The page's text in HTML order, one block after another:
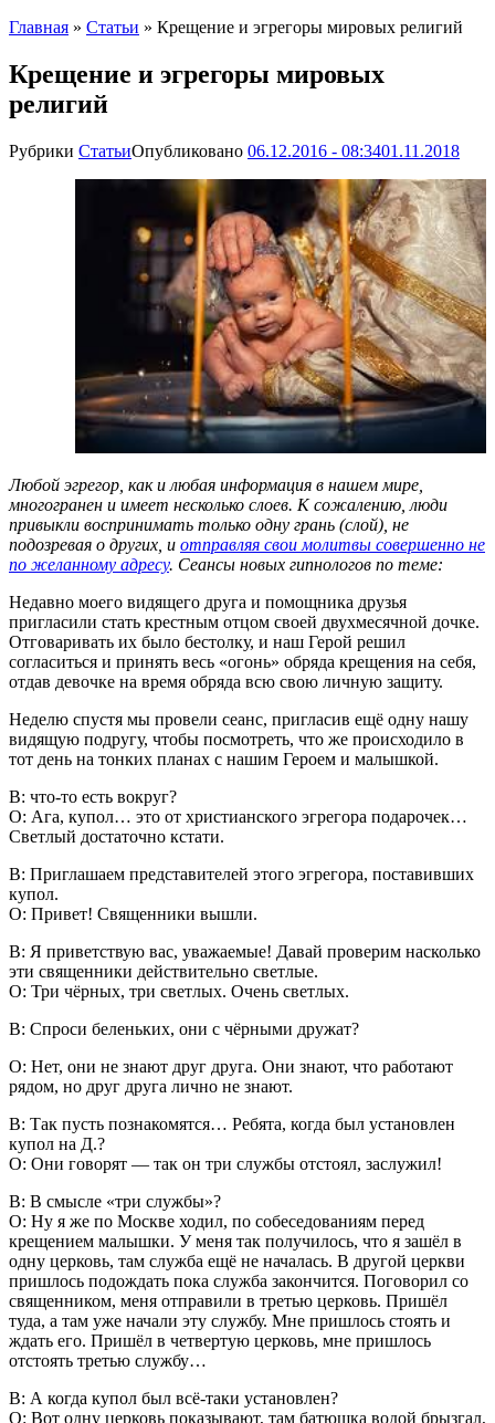
Главная » Статьи » Крещение и эгрегоры мировых религий
Крещение и эгрегоры мировых
религий
Рубрики СтатьиОпубликовано 06.12.2016 - 08:3401.11.2018
Любой эгрегор, как и любая информация в нашем мире,
многогранен и имеет несколько слоев. К сожалению, люди
привыкли воспринимать только одну грань (слой), не
подозревая о других, и отправляя свои молитвы совершенно не
по желанному адресу. Сеансы новых гипнологов по теме:
Недавно моего видящего друга и помощника друзья
пригласили стать крестным отцом своей двухмесячной дочке.
Отговаривать их было бестолку, и наш Герой решил
согласиться и принять весь «огонь» обряда крещения на себя,
отдав девочке на время обряда всю свою личную защиту.
Неделю спустя мы провели сеанс, пригласив ещё одну нашу
видящую подругу, чтобы посмотреть, что же происходило в
тот день на тонких планах с нашим Героем и малышкой.
В: что-то есть вокруг?
О: Ага, купол… это от христианского эгрегора подарочек…
Светлый достаточно кстати.
В: Приглашаем представителей этого эгрегора, поставивших
купол.
О: Привет! Священники вышли.
В: Я приветствую вас, уважаемые! Давай проверим насколько
эти священники действительно светлые.
О: Три чёрных, три светлых. Очень светлых.
В: Спроси беленьких, они с чёрными дружат?
О: Нет, они не знают друг друга. Они знают, что работают
рядом, но друг друга лично не знают.
В: Так пусть познакомятся… Ребята, когда был установлен
купол на Д.?
О: Они говорят — так он три службы отстоял, заслужил!
В: В смысле «три службы»?
О: Ну я же по Москве ходил, по собеседованиям перед
крещением малышки. У меня так получилось, что я зашёл в
одну церковь, там служба ещё не началась. В другой церкви
пришлось подождать пока служба закончится. Поговорил со
священником, меня отправили в третью церковь. Пришёл
туда, а там уже начали эту службу. Мне пришлось стоять и
ждать его. Пришёл в четвертую церковь, мне пришлось
отстоять третью службу…
В: А когда купол был всё-таки установлен?
О: Вот одну церковь показывают, там батюшка водой брызгал,